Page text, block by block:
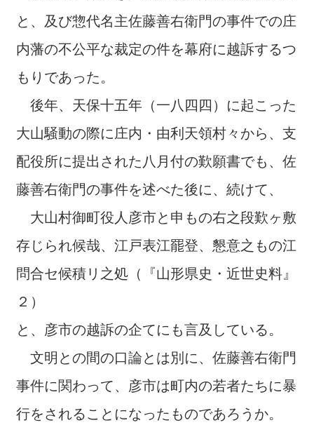
と、及び惣代名主佐藤善右衛門の事件での庄
内藩の不公平な裁定の件を幕府に越訴するつ
もりであった。
後年、天保十五年（一八四四）に起こった
大山騒動の際に庄内・由利天領村々から、支
配役所に提出された八月付の歎願書でも、佐
藤善右衛門の事件を述べた後に、続けて、
大山村御町役人彦市と申もの右之段歎ヶ敷
存じられ候哉、江戸表江罷登、懇意之もの江
問合セ候積リ之処（『山形県史・近世史料』
２）
と、彦市の越訴の企てにも言及している。
文明との間の口論とは別に、佐藤善右衛門
事件に関わって、彦市は町内の若者たちに暴
行をされることになったものであろうか。